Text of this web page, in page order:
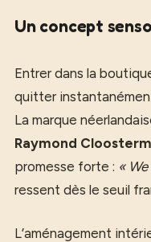
Un concept
Entrer dans la
quitter
La marque
Raymond
promesse forte : «
ressent dès le seuil
L’aménagement